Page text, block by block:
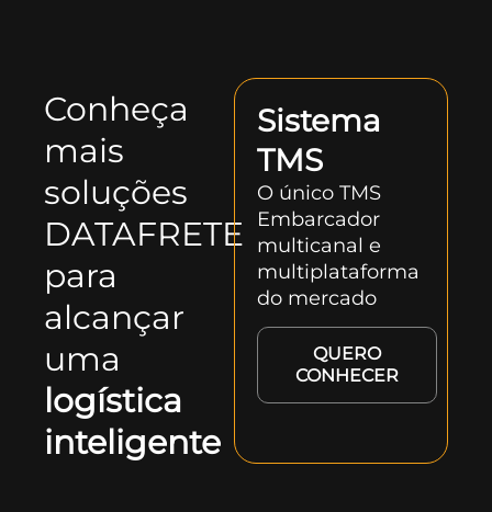
Conheça
mais
soluções
DATAFRETE
para
alcançar
uma
logística
inteligente
Sistema
TMS
O único TMS
Embarcador
multicanal e
multiplataforma
do mercado
QUERO
CONHECER